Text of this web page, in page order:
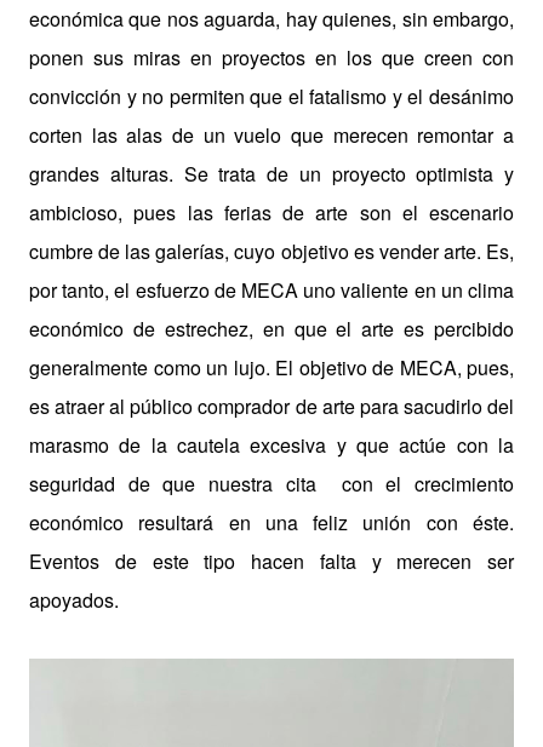
económica que nos aguarda, hay quienes, sin embargo,
ponen sus miras en proyectos en los que creen con
convicción y no permiten que el fatalismo y el desánimo
corten las alas de un vuelo que merecen remontar a
grandes alturas. Se trata de un proyecto optimista y
ambicioso, pues las ferias de arte son el escenario
cumbre de las galerías, cuyo objetivo es vender arte. Es,
por tanto, el esfuerzo de MECA uno valiente en un clima
económico de estrechez, en que el arte es percibido
generalmente como un lujo. El objetivo de MECA, pues,
es atraer al público comprador de arte para sacudirlo del
marasmo de la cautela excesiva y que actúe con la
seguridad de que nuestra cita con el crecimiento
económico resultará en una feliz unión con éste.
Eventos de este tipo hacen falta y merecen ser
apoyados.